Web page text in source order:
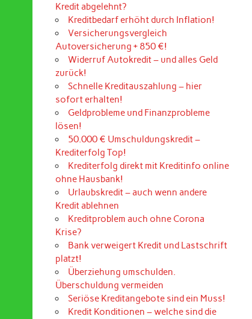
Kredit abgelehnt?
Kreditbedarf erhöht durch Inflation!
Versicherungsvergleich
Autoversicherung + 850 €!
Widerruf Autokredit – und alles Geld
zurück!
Schnelle Kreditauszahlung – hier
sofort erhalten!
Geldprobleme und Finanzprobleme
lösen!
50.000 € Umschuldungskredit –
Krediterfolg Top!
Krediterfolg direkt mit Kreditinfo online
ohne Hausbank!
Urlaubskredit – auch wenn andere
Kredit ablehnen
Kreditproblem auch ohne Corona
Krise?
Bank verweigert Kredit und Lastschrift
platzt!
Überziehung umschulden.
Überschuldung vermeiden
Seriöse Kreditangebote sind ein Muss!
Kredit Konditionen – welche sind die